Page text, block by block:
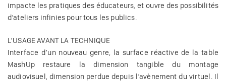
impacte les pratiques des éducateurs, et ouvre des possibilités
d’ateliers infinies pour tous les publics.
L’USAGE AVANT LA TECHNIQUE
Interface d’un nouveau genre, la surface réactive de la table
MashUp restaure la dimension tangible du montage
audiovisuel, dimension perdue depuis l’avènement du virtuel. Il